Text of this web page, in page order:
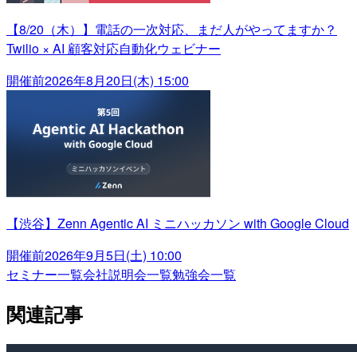
【8/20（木）】電話の一次対応、まだ人がやってますか？
Twilio × AI 顧客対応自動化ウェビナー
開催前2026年8月20日(木) 15:00
【渋谷】Zenn Agentic AI ミニハッカソン with Google Cloud
開催前2026年9月5日(土) 10:00
セミナー一覧会社説明会一覧勉強会一覧
関連記事